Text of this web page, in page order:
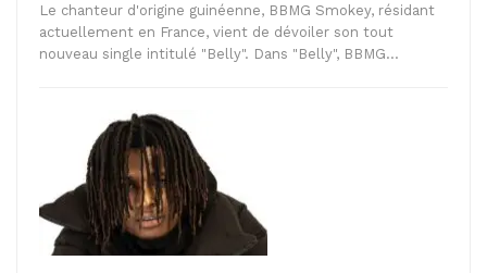
Le chanteur d'origine guinéenne, BBMG Smokey, résidant
actuellement en France, vient de dévoiler son tout
nouveau single intitulé "Belly". Dans "Belly", BBMG…